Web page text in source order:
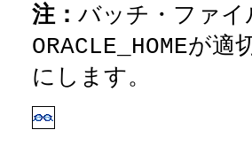
注： バッチ・ファ
ORACLE_HOMEが適
にします。